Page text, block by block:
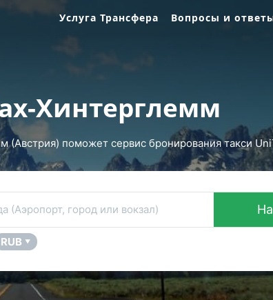
Услуга Трансфера Вопросы и
Хинтерглемм
(Австрия) поможет сервис бронирования такси
(Аэропорт, город или вокзал)
RUB ▼